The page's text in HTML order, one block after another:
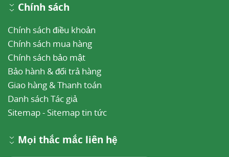
Chính sách
Chính sách điều khoản
Chính sách mua hàng
Chính sách bảo mật
Bảo hành & đổi trả hàng
Giao hàng & Thanh toán
Danh sách Tác giả
Sitemap- Sitemap tin tức
Mọi thắc mắc liên hệ